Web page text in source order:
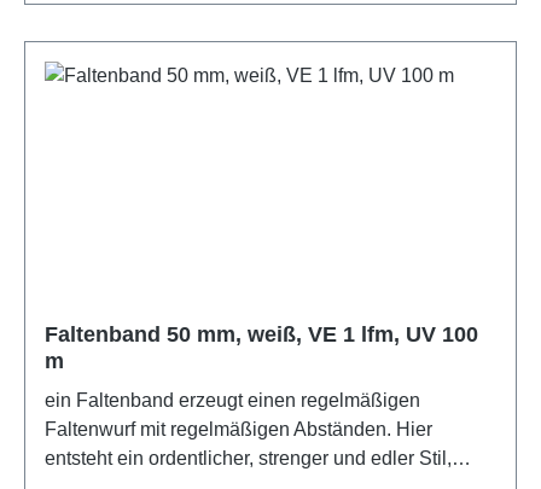
Faltenband 50 mm, weiß, VE 1 lfm, UV 100
m
ein Faltenband erzeugt einen regelmäßigen
Faltenwurf mit regelmäßigen Abständen. Hier
entsteht ein ordentlicher, strenger und edler Stil,